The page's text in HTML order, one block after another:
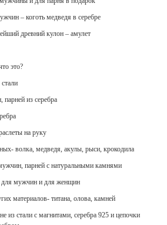
– коготь медведя в серебре
древний кулон – амулет
это?
из серебра
на руку
волка, медведя, акулы, рыси, крокодила
парней с натуральными камнями
мужчин и для женщин
материалов- титана, олова, камней
из стали с магнитами, серебра 925 и цепочки